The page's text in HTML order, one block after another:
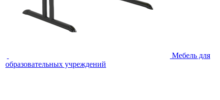
Мебель для
образовательных учреждений